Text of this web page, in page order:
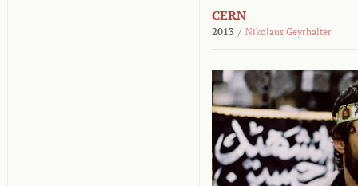
CERN
2013 / Nikolaus Geyrhalter